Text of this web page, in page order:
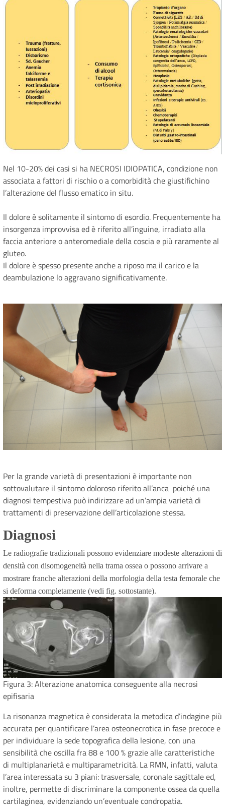
Nel 10-20% dei casi si ha NECROSI IDIOPATICA, condizione non
associata a fattori di rischio o a comorbidità che giustifichino
l’alterazione del flusso ematico in situ.
Il dolore è solitamente il sintomo di esordio. Frequentemente ha
insorgenza improvvisa ed è riferito all’inguine, irradiato alla
faccia anteriore o anteromediale della coscia e più raramente al
gluteo.
Il dolore è spesso presente anche a riposo ma il carico e la
deambulazione lo aggravano significativamente.
Per la grande varietà di presentazioni è importante non
sottovalutare il sintomo doloroso riferito all’anca poiché una
diagnosi tempestiva può indirizzare ad un’ampia varietà di
trattamenti di preservazione dell’articolazione stessa.
Diagnosi
Le radiografie tradizionali possono evidenziare modeste alterazioni di
densità con disomogeneità nella trama ossea o possono arrivare a
mostrare franche alterazioni della morfologia della testa femorale che
si deforma completamente (vedi fig. sottostante).
Figura 3: Alterazione anatomica conseguente alla necrosi
epifisaria
La risonanza magnetica è considerata la metodica d’indagine più
accurata per quantificare l’area osteonecrotica in fase precoce e
per individuare la sede topografica della lesione, con una
sensibilità che oscilla fra 88 e 100 % grazie alle caratteristiche
di multiplanarietà e multiparametricità. La RMN, infatti, valuta
l’area interessata su 3 piani: trasversale, coronale sagittale ed,
inoltre, permette di discriminare la componente ossea da quella
cartilaginea, evidenziando un’eventuale condropatia.